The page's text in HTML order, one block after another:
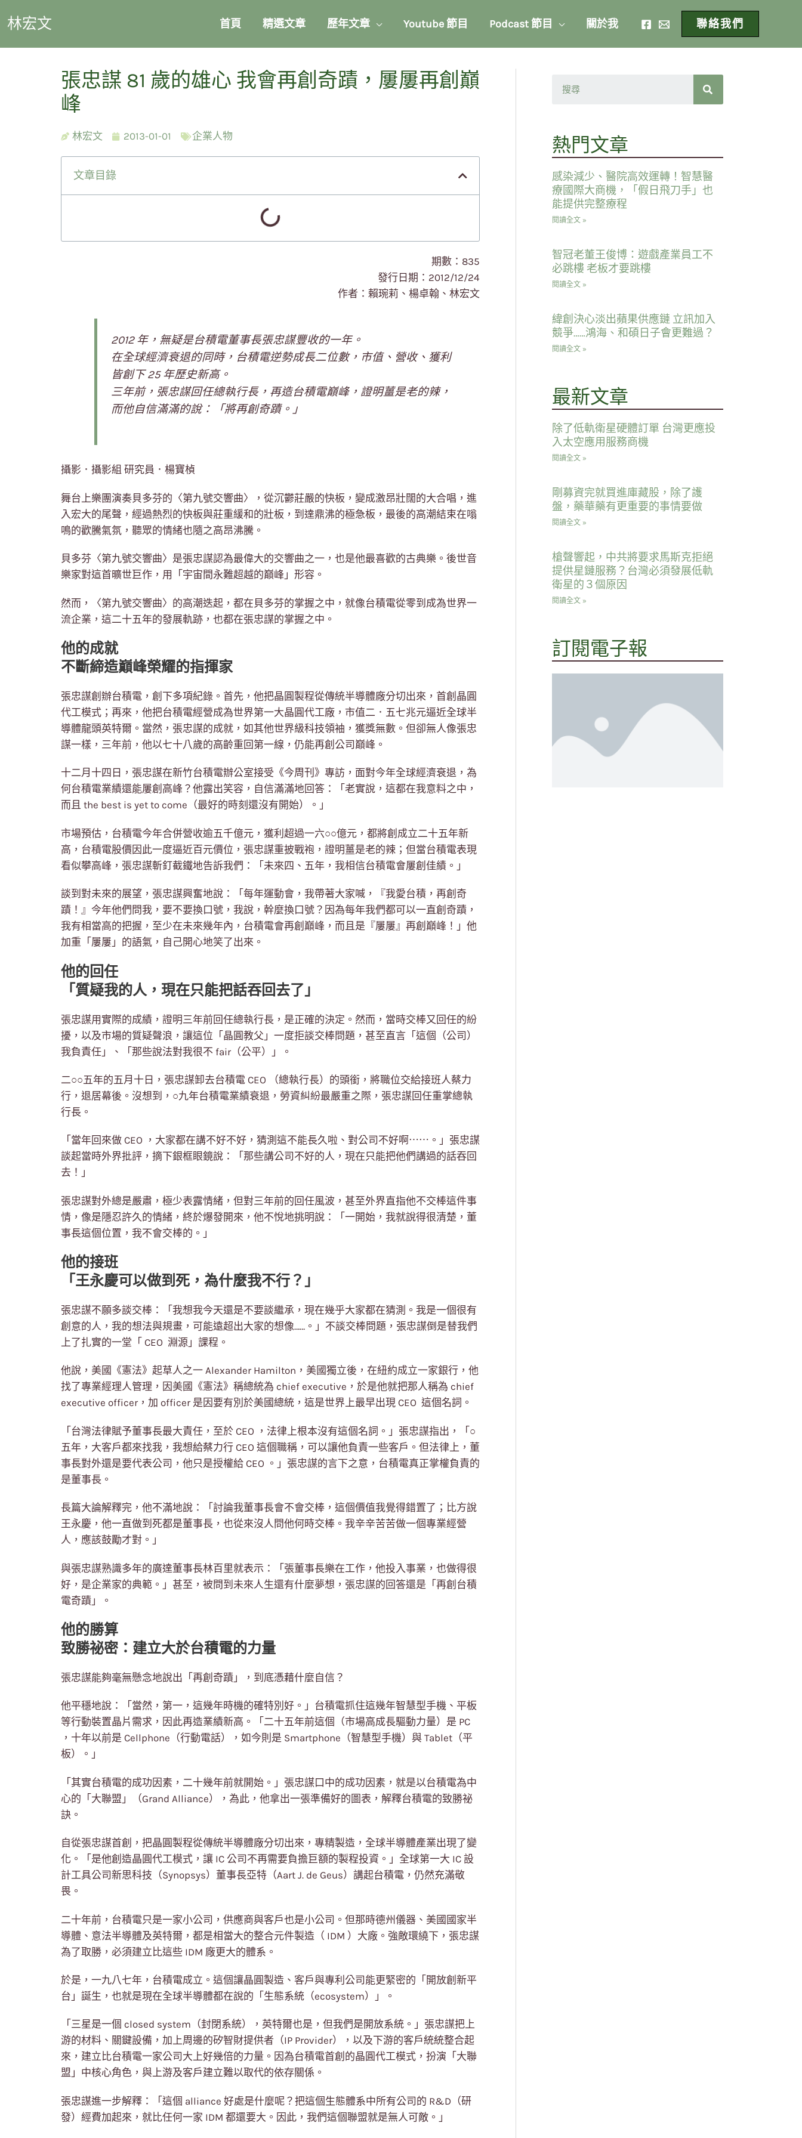
林宏文 首頁 精選文章 歷年文章 Youtube 節目 Podcast 節目 關於我 聯絡我們
張忠謀 81 歲的雄心 我會再創奇蹟，屢屢再創巔
峰
林宏文 2013-01-01 企業人物
文章目錄
期數：835
發行日期：2012/12/24
作者：賴琬莉、楊卓翰、林宏文
2012 年，無疑是台積電董事長張忠謀豐收的一年。
在全球經濟衰退的同時，台積電逆勢成長二位數，市值、營收、獲利
皆創下 25 年歷史新高。
三年前，張忠謀回任總執行長，再造台積電巔峰，證明薑是老的辣，
而他自信滿滿的說：「將再創奇蹟。」
攝影．攝影組 研究員．楊寶楨
舞台上樂團演奏貝多芬的〈第九號交響曲〉，從沉鬱莊嚴的快板，變成激昂壯闊的大合唱，進
入宏大的尾聲，經過熱烈的快板與莊重緩和的壯板，到達鼎沸的極急板，最後的高潮結束在嗡
鳴的歡騰氣氛，聽眾的情緒也隨之高昂沸騰。
貝多芬〈第九號交響曲〉是張忠謀認為最偉大的交響曲之一，也是他最喜歡的古典樂。後世音
樂家對這首曠世巨作，用「宇宙間永難超越的巔峰」形容。
然而，〈第九號交響曲〉的高潮迭起，都在貝多芬的掌握之中，就像台積電從零到成為世界一
流企業，這二十五年的發展軌跡，也都在張忠謀的掌握之中。
他的成就
不斷締造巔峰榮耀的指揮家
張忠謀創辦台積電，創下多項紀錄。首先，他把晶圓製程從傳統半導體廠分切出來，首創晶圓
代工模式；再來，他把台積電經營成為世界第一大晶圓代工廠，市值二．五七兆元逼近全球半
導體龍頭英特爾。當然，張忠謀的成就，如其他世界級科技領袖，獲獎無數。但卻無人像張忠
謀一樣，三年前，他以七十八歲的高齡重回第一線，仍能再創公司巔峰。
十二月十四日，張忠謀在新竹台積電辦公室接受《今周刊》專訪，面對今年全球經濟衰退，為
何台積電業績還能屢創高峰？他露出笑容，自信滿滿地回答：「老實說，這都在我意料之中，
而且 the best is yet to come（最好的時刻還沒有開始）。」
市場預估，台積電今年合併營收逾五千億元，獲利超過一六○○億元，都將創成立二十五年新
高，台積電股價因此一度逼近百元價位，張忠謀重披戰袍，證明薑是老的辣；但當台積電表現
看似攀高峰，張忠謀斬釘截鐵地告訴我們：「未來四、五年，我相信台積電會屢創佳績。」
談到對未來的展望，張忠謀興奮地說：「每年運動會，我帶著大家喊，『我愛台積，再創奇
蹟！』今年他們問我，要不要換口號，我說，幹麼換口號？因為每年我們都可以一直創奇蹟，
我有相當高的把握，至少在未來幾年內，台積電會再創巔峰，而且是『屢屢』再創巔峰！」他
加重「屢屢」的語氣，自己開心地笑了出來。
他的回任
「質疑我的人，現在只能把話吞回去了」
張忠謀用實際的成績，證明三年前回任總執行長，是正確的決定。然而，當時交棒又回任的紛
擾，以及市場的質疑聲浪，讓這位「晶圓教父」一度拒談交棒問題，甚至直言「這個（公司）
我負責任」、「那些說法對我很不 fair（公平）」。
二○○五年的五月十日，張忠謀卸去台積電 CEO （總執行長）的頭銜，將職位交給接班人蔡力
行，退居幕後。沒想到，○九年台積電業績衰退，勞資糾紛最嚴重之際，張忠謀回任重掌總執
行長。
「當年回來做 CEO ，大家都在講不好不好，猜測這不能長久啦、對公司不好啊⋯⋯。」張忠謀
談起當時外界批評，摘下銀框眼鏡說：「那些講公司不好的人，現在只能把他們講過的話吞回
去！」
張忠謀對外總是嚴肅，極少表露情緒，但對三年前的回任風波，甚至外界直指他不交棒這件事
情，像是隱忍許久的情緒，終於爆發開來，他不悅地挑明說：「一開始，我就說得很清楚，董
事長這個位置，我不會交棒的。」
他的接班
「王永慶可以做到死，為什麼我不行？」
張忠謀不願多談交棒：「我想我今天還是不要談繼承，現在幾乎大家都在猜測。我是一個很有
創意的人，我的想法與規畫，可能遠超出大家的想像……。」不談交棒問題，張忠謀倒是替我們
上了扎實的一堂「 CEO 淵源」課程。
他說，美國《憲法》起草人之一 Alexander Hamilton，美國獨立後，在紐約成立一家銀行，他
找了專業經理人管理，因美國《憲法》稱總統為 chief executive，於是他就把那人稱為 chief
executive officer，加 officer 是因要有別於美國總統，這是世界上最早出現 CEO 這個名詞。
「台灣法律賦予董事長最大責任，至於 CEO ，法律上根本沒有這個名詞。」張忠謀指出，「○
五年，大客戶都來找我，我想給蔡力行 CEO 這個職稱，可以讓他負責一些客戶。但法律上，董
事長對外還是要代表公司，他只是授權給 CEO 。」張忠謀的言下之意，台積電真正掌權負責的
是董事長。
長篇大論解釋完，他不滿地說：「討論我董事長會不會交棒，這個價值我覺得錯置了；比方說
王永慶，他一直做到死都是董事長，也從來沒人問他何時交棒。我辛辛苦苦做一個專業經營
人，應該鼓勵才對。」
與張忠謀熟識多年的廣達董事長林百里就表示：「張董事長樂在工作，他投入事業，也做得很
好，是企業家的典範。」甚至，被問到未來人生還有什麼夢想，張忠謀的回答還是「再創台積
電奇蹟」。
他的勝算
致勝祕密：建立大於台積電的力量
張忠謀能夠毫無懸念地說出「再創奇蹟」，到底憑藉什麼自信？
他平穩地說：「當然，第一，這幾年時機的確特別好。」台積電抓住這幾年智慧型手機、平板
等行動裝置晶片需求，因此再造業績新高。「二十五年前這個（市場高成長驅動力量）是 PC
，十年以前是 Cellphone（行動電話），如今則是 Smartphone（智慧型手機）與 Tablet（平
板）。」
「其實台積電的成功因素，二十幾年前就開始。」張忠謀口中的成功因素，就是以台積電為中
心的「大聯盟」（Grand Alliance），為此，他拿出一張準備好的圖表，解釋台積電的致勝祕
訣。
自從張忠謀首創，把晶圓製程從傳統半導體廠分切出來，專精製造，全球半導體產業出現了變
化。「是他創造晶圓代工模式，讓 IC 公司不再需要負擔巨額的製程投資。」全球第一大 IC 設
計工具公司新思科技（Synopsys）董事長亞特（Aart J. de Geus）講起台積電，仍然充滿敬
畏。
二十年前，台積電只是一家小公司，供應商與客戶也是小公司。但那時德州儀器、美國國家半
導體、意法半導體及英特爾，都是相當大的整合元件製造（ IDM ）大廠。強敵環繞下，張忠謀
為了取勝，必須建立比這些 IDM 廠更大的體系。
於是，一九八七年，台積電成立。這個讓晶圓製造、客戶與專利公司能更緊密的「開放創新平
台」誕生，也就是現在全球半導體都在說的「生態系統（ecosystem）」。
「三星是一個 closed system（封閉系統），英特爾也是，但我們是開放系統。」張忠謀把上
游的材料、關鍵設備，加上周邊的矽智財提供者（IP Provider），以及下游的客戶統統整合起
來，建立比台積電一家公司大上好幾倍的力量。因為台積電首創的晶圓代工模式，扮演「大聯
盟」中核心角色，與上游及客戶建立難以取代的依存關係。
張忠謀進一步解釋：「這個 alliance 好處是什麼呢？把這個生態體系中所有公司的 R&D（研
發）經費加起來，就比任何一家 IDM 都還要大。因此，我們這個聯盟就是無人可敵。」
熱門文章
感染減少、醫院高效運轉！智慧醫
療國際大商機，「假日飛刀手」也
能提供完整療程
閱讀全文 »
智冠老董王俊博：遊戲產業員工不
必跳樓 老板才要跳樓
閱讀全文 »
緯創決心淡出蘋果供應鏈 立訊加入
競爭……鴻海、和碩日子會更難過？
閱讀全文 »
最新文章
除了低軌衛星硬體訂單 台灣更應投
入太空應用服務商機
閱讀全文 »
剛募資完就買進庫藏股，除了護
盤，藥華藥有更重要的事情要做
閱讀全文 »
槍聲響起，中共將要求馬斯克拒絕
提供星鏈服務？台灣必須發展低軌
衛星的３個原因
閱讀全文 »
訂閱電子報